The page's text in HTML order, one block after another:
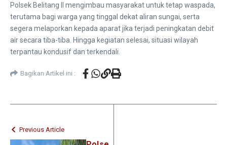
Polsek Belitang II mengimbau masyarakat untuk tetap waspada,
terutama bagi warga yang tinggal dekat aliran sungai, serta
segera melaporkan kepada aparat jika terjadi peningkatan debit
air secara tiba-tiba. Hingga kegiatan selesai, situasi wilayah
terpantau kondusif dan terkendali.
Bagikan Artikel ini :
Previous Article